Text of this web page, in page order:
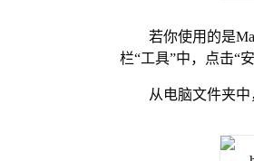
若你使用的是
栏“工具”中，点击“
从电脑文件夹中